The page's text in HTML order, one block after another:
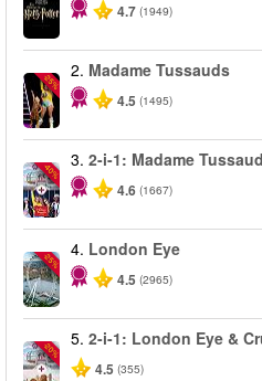
4.7 (1949)
-25%
2. Madame Tussauds
4.5 (1495)
-40%
3. 2-i-1: Madame
4.6 (1667)
-25%
4. London Eye
4.5 (2965)
-20%
5. 2-i-1: London Eye &
4.5 (355)